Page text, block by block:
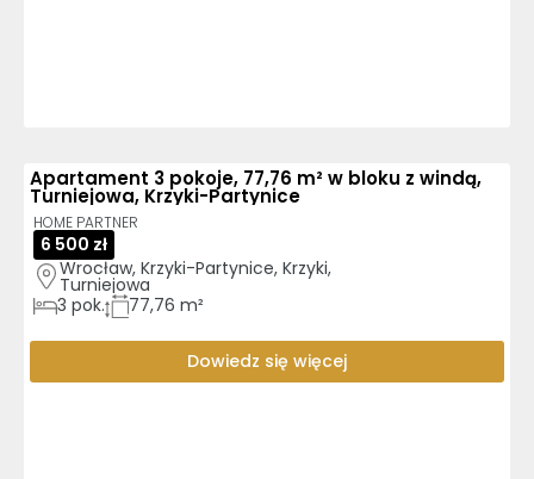
Apartament 3 pokoje, 77,76 m² w bloku z windą,
Turniejowa, Krzyki-Partynice
HOME PARTNER
6 500 zł
Wrocław, Krzyki-Partynice, Krzyki,
Turniejowa
3 pok. 77,76 m²
Dowiedz się więcej